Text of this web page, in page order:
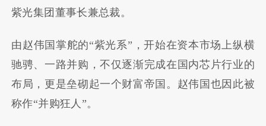
紫光集团董事长兼总裁。
由赵伟国掌舵的“紫光系”，开始在资本市场上纵横
驰骋、一路并购，不仅逐渐完成在国内芯片行业的
布局，更是垒砌起一个财富帝国。赵伟国也因此被
称作“并购狂人”。